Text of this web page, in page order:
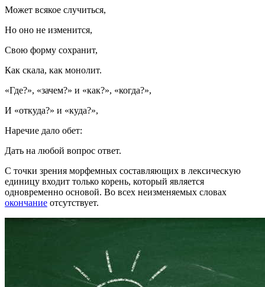
Может всякое случиться,
Но оно не изменится,
Свою форму сохранит,
Как скала, как монолит.
«Где?», «зачем?» и «как?», «когда?»,
И «откуда?» и «куда?»,
Наречие дало обет:
Дать на любой вопрос ответ.
С точки зрения морфемных составляющих в лексическую
единицу входит только корень, который является
одновременно основой. Во всех неизменяемых словах
окончание отсутствует.